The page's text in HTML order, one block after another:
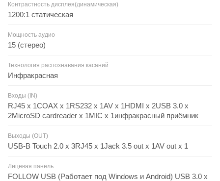
Контрастность дисплея(динамическая)
1200:1 статическая
Мощность аудио
15 (стерео)
Технология распознавания касаний
Инфракрасная
Входы (IN)
RJ45 x 1COAX x 1RS232 x 1AV x 1HDMI x 2USB 3.0 x
2MicroSD cardreader x 1MIC x 1инфракрасный приёмник
Выходы (OUT)
USB-B Touch 2.0 x 3RJ45 x 1Jack 3.5 out x 1AV out x 1
Лицевая панель
FOLLOW USB (Работает под Windows и Android) USB 3.0 x